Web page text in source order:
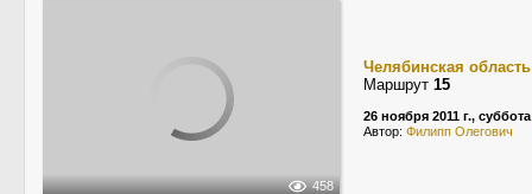
458
Челябинская область
Маршрут 15
26 ноября 2011 г., суббота
Автор: Филипп Олегович